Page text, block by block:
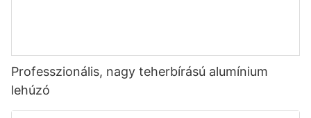
Professzionális, nagy teherbírású alumínium
lehúzó